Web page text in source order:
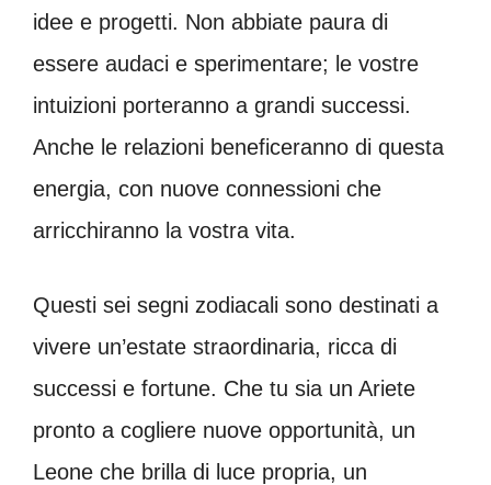
idee e progetti. Non abbiate paura di
essere audaci e sperimentare; le vostre
intuizioni porteranno a grandi successi.
Anche le relazioni beneficeranno di questa
energia, con nuove connessioni che
arricchiranno la vostra vita.
Questi sei segni zodiacali sono destinati a
vivere un’estate straordinaria, ricca di
successi e fortune. Che tu sia un Ariete
pronto a cogliere nuove opportunità, un
Leone che brilla di luce propria, un